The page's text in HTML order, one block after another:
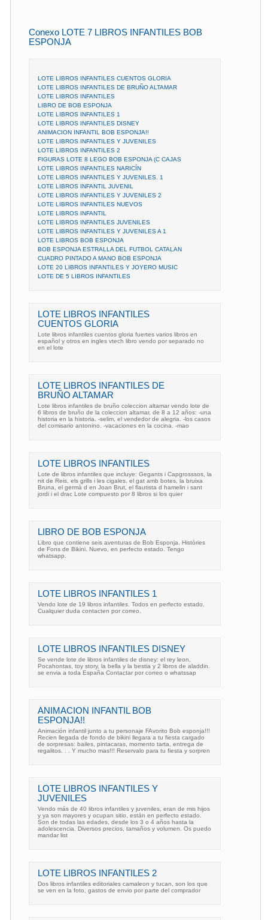
Conexo LOTE 7 LIBROS INFANTILES BOB
ESPONJA
LOTE LIBROS INFANTILES CUENTOS GLORIA
LOTE LIBROS INFANTILES DE BRUÑO ALTAMAR
LOTE LIBROS INFANTILES
LIBRO DE BOB ESPONJA
LOTE LIBROS INFANTILES 1
LOTE LIBROS INFANTILES DISNEY
ANIMACION INFANTIL BOB ESPONJA!!
LOTE LIBROS INFANTILES Y JUVENILES
LOTE LIBROS INFANTILES 2
FIGURAS LOTE 8 LEGO BOB ESPONJA (C CAJAS
LOTE LIBROS INFANTILES NARICÍN
LOTE LIBROS INFANTILES Y JUVENILES. 1
LOTE LIBROS INFANTIL JUVENIL
LOTE LIBROS INFANTILES Y JUVENILES 2
LOTE LIBROS INFANTILES NUEVOS
LOTE LIBROS INFANTIL
LOTE LIBROS INFANTILES JUVENILES
LOTE LIBROS INFANTILES Y JUVENILES A 1
LOTE LIBROS BOB ESPONJA
BOB ESPONJA ESTRALLA DEL FUTBOL CATALAN
CUADRO PINTADO A MANO BOB ESPONJA
LOTE 20 LIBROS INFANTILES Y JOYERO MUSIC
LOTE DE 5 LIBROS INFANTILES
LOTE LIBROS INFANTILES
CUENTOS GLORIA
Lote libros infantiles cuentos gloria fuertes varios libros en
español y otros en ingles vtech libro vendo por separado no
en el lote
LOTE LIBROS INFANTILES DE
BRUÑO ALTAMAR
Lote libros infantiles de bruño coleccion altamar vendo lote de
6 libros de bruño de la coleccion altamar, de 8 a 12 años: -una
historia en la historia. -selim, el vendedor de alegria. -los casos
del comisario antonino. -vacaciones en la cocina. -mao
LOTE LIBROS INFANTILES
Lote de libros infantiles que incluye: Gegants i Capgrosssos, la
nit de Reis, els grills i les cigales, el gat amb botes, la bruixa
Bruna, el germà d en Joan Brut, el flautista d hamelin i sant
jordi i el drac Lote compuesto por 8 libros si los quier
LIBRO DE BOB ESPONJA
Libro que contiene seis aventuras de Bob Esponja. Històries
de Fons de Bikini. Nuevo, en perfecto estado. Tengo
whatsapp.
LOTE LIBROS INFANTILES 1
Vendo lote de 19 libros infantiles. Todos en perfecto estado.
Cualquier duda contacten por correo.
LOTE LIBROS INFANTILES DISNEY
Se vende lote de libros infantiles de disney: el rey leon,
Pocahontas, toy story, la bella y la bestia y 2 libros de aladdin.
se envia a toda España Contactar por correo o whatssap
ANIMACION INFANTIL BOB
ESPONJA!!
Animación infantil junto a tu personaje FAvorito Bob esponja!!!
Recien llegada de fondo de bikini llegara a tu fiesta cargado
de sorpresas: bailes, pintacaras, momento tarta, entrega de
regalitos. . . Y mucho mas!!! Reservalo para tu fiesta y sorpren
LOTE LIBROS INFANTILES Y
JUVENILES
Vendo más de 40 libros infantiles y juveniles, eran de mis hijos
y ya son mayores y ocupan sitio, están en perfecto estado.
Son de todas las edades, desde los 3 o 4 años hasta la
adolescencia. Diversos precios, tamaños y volumen. Os puedo
mandar list
LOTE LIBROS INFANTILES 2
Dos libros infantiles editoriales camaleon y tucan, son los que
se ven en la foto, gastos de envio por parte del comprador